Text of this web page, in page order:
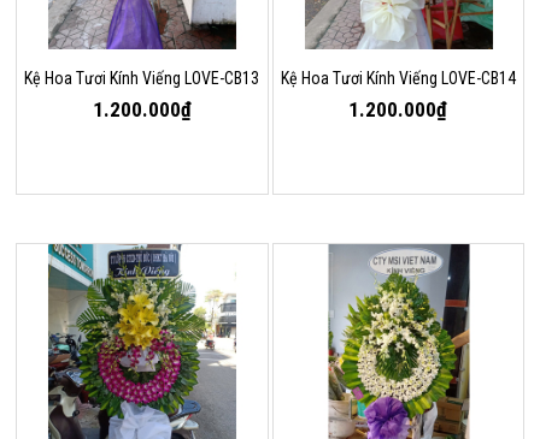
Kệ Hoa Tươi Kính Viếng LOVE-CB13
1.200.000₫
Kệ Hoa Tươi Kính Viếng LOVE-CB14
1.200.000₫